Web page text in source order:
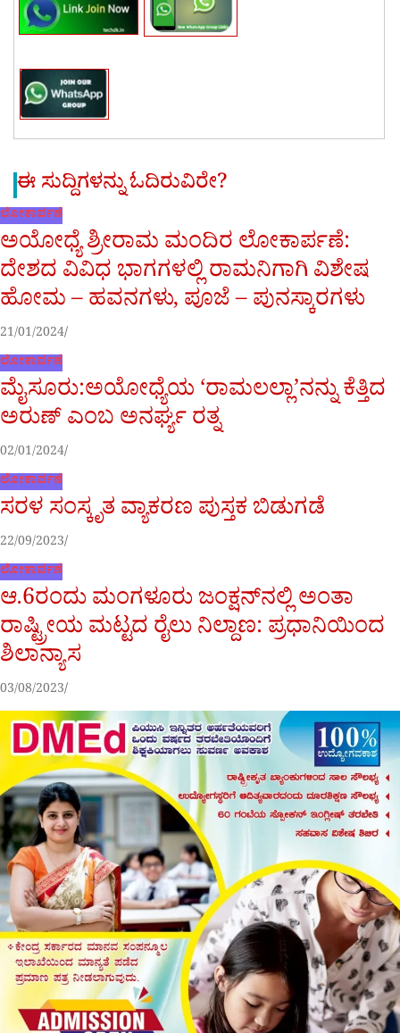
ಈ ಸುದ್ದಿಗಳನ್ನು ಓದಿರುವಿರೇ?
ಲೋಕಾರ್ಪಣೆ
ಅಯೋಧ್ಯೆ ಶ್ರೀರಾಮ ಮಂದಿರ ಲೋಕಾರ್ಪಣೆ:
ದೇಶದ ವಿವಿಧ ಭಾಗಗಳಲ್ಲಿ ರಾಮನಿಗಾಗಿ ವಿಶೇಷ
ಹೋಮ – ಹವನಗಳು, ಪೂಜೆ – ಪುನಸ್ಕಾರಗಳು
21/01/2024
ಲೋಕಾರ್ಪಣೆ
ಮೈಸೂರು:ಅಯೋಧ್ಯೆಯ ‘ರಾಮಲಲ್ಲಾ’ನನ್ನು ಕೆತ್ತಿದ
ಅರುಣ್ ಎಂಬ ಅನರ್ಘ್ಯ ರತ್ನ
02/01/2024
ಲೋಕಾರ್ಪಣೆ
ಸರಳ ಸಂಸ್ಕೃತ ವ್ಯಾಕರಣ ಪುಸ್ತಕ ಬಿಡುಗಡೆ
22/09/2023
ಲೋಕಾರ್ಪಣೆ
ಆ.6ರಂದು ಮಂಗಳೂರು ಜಂಕ್ಷನ್‌ನಲ್ಲಿ ಅಂತಾ
ರಾಷ್ಟ್ರೀಯ ಮಟ್ಟದ ರೈಲು ನಿಲ್ದಾಣ: ಪ್ರಧಾನಿಯಿಂದ
ಶಿಲಾನ್ಯಾಸ
03/08/2023